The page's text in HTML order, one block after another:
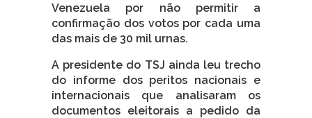
Venezuela por não permitir a
confirmação dos votos por cada uma
das mais de 30 mil urnas.
A presidente do TSJ ainda leu trecho
do informe dos peritos nacionais e
internacionais que analisaram os
documentos eleitorais a pedido da